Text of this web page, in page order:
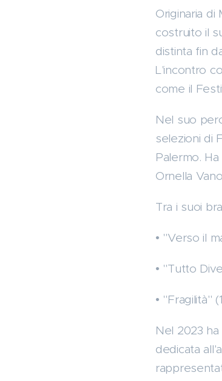
Originaria
costruito il
distinta fin
L'incontro
come il
Nel suo
selezioni di
Palermo.
Ornella
Tra i suoi
• "Verso il
• "Tutto
• "Fragilità"
Nel 2023
dedicata